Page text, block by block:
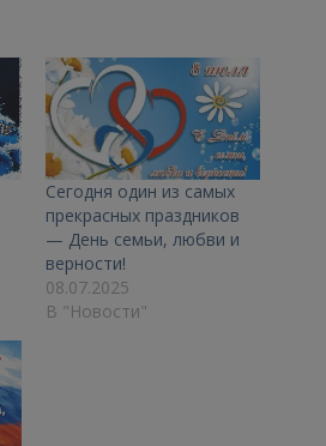
Сегодня один из самых
прекрасных праздников
— День семьи, любви и
верности!
08.07.2025
В "Новости"